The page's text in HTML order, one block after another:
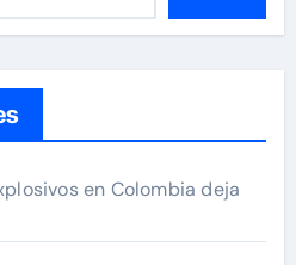
en Colombia deja